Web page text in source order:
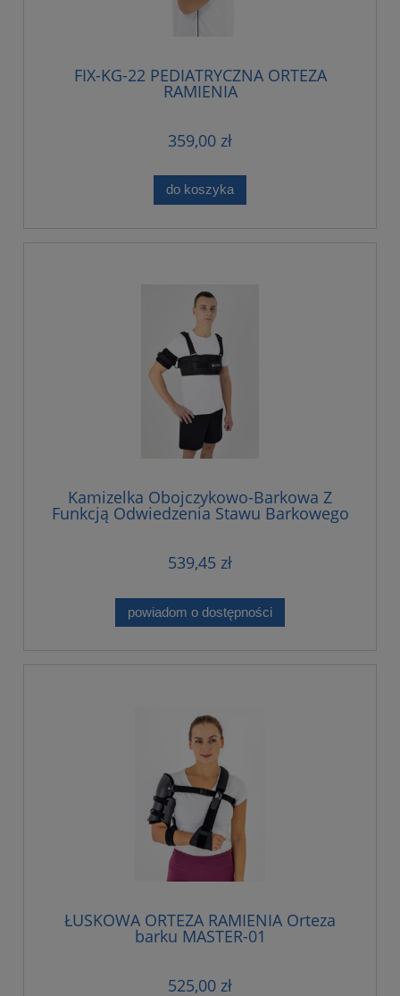
FIX-KG-22 PEDIATRYCZNA ORTEZA
RAMIENIA
359,00 zł
do koszyka
Kamizelka Obojczykowo-Barkowa Z
Funkcją Odwiedzenia Stawu Barkowego
539,45 zł
powiadom o dostępności
ŁUSKOWA ORTEZA RAMIENIA Orteza
barku MASTER-01
525,00 zł